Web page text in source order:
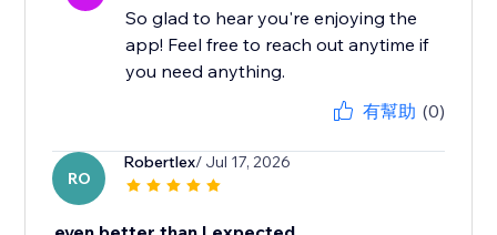
So glad to hear you're enjoying the
app! Feel free to reach out anytime if
you need anything.
有幫助 (0)
RO
Robertlex/ Jul 17, 2026